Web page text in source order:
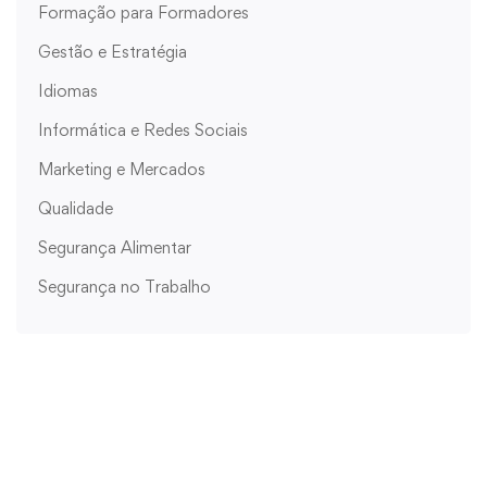
Formação para Formadores
Gestão e Estratégia
Idiomas
Informática e Redes Sociais
Marketing e Mercados
Qualidade
Segurança Alimentar
Segurança no Trabalho